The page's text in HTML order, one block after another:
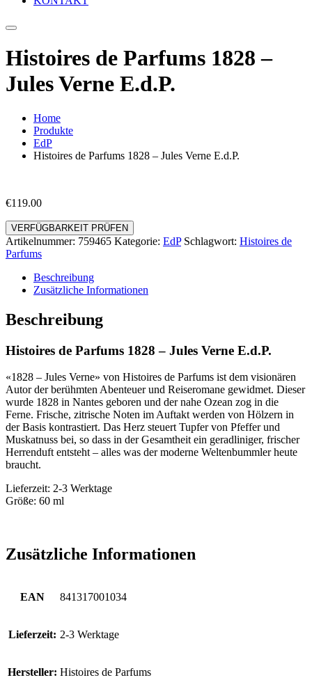
Histoires de Parfums 1828 –
Jules Verne E.d.P.
Home
Produkte
EdP
Histoires de Parfums 1828 – Jules Verne E.d.P.
€119.00
VERFÜGBARKEIT PRÜFEN
Artikelnummer: 759465 Kategorie: EdP Schlagwort: Histoires de
Parfums
Beschreibung
Zusätzliche Informationen
Beschreibung
Histoires de Parfums 1828 – Jules Verne E.d.P.
«1828 – Jules Verne» von Histoires de Parfums ist dem visionären
Autor der berühmten Abenteuer und Reiseromane gewidmet. Dieser
wurde 1828 in Nantes geboren und der nahe Ozean zog in die
Ferne. Frische, zitrische Noten im Auftakt werden von Hölzern in
der Basis kontrastiert. Das Herz steuert Tupfer von Pfeffer und
Muskatnuss bei, so dass in der Gesamtheit ein geradliniger, frischer
Herrenduft entsteht – alles was der moderne Weltenbummler heute
braucht.
Lieferzeit: 2-3 Werktage
Größe: 60 ml
Zusätzliche Informationen
EAN 841317001034
Lieferzeit: 2-3 Werktage
Hersteller: Histoires de Parfums